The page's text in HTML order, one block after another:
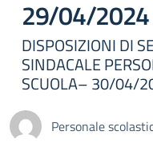
29/04/2024
DISPOSIZIONI DI
SINDACALE
SCUOLA– 30/04/
Personale